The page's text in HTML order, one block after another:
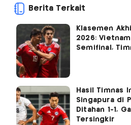
Berita Terkait
Klasemen
2026:
Semifinal,
Hasil Timnas
Singapura di
Ditahan 1-1,
Tersingkir